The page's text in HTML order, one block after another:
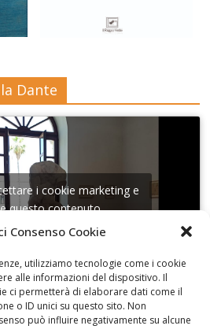
Consenso Cookie
utilizziamo tecnologie come i cookie
alle informazioni del dispositivo. Il
ci permetterà di elaborare dati come il
o ID unici su questo sito. Non
può influire negativamente su alcune
Dante
i cookie marketing e
questo contenuto
di Libermedia